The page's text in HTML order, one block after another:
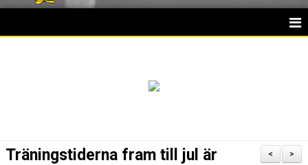
>
<
Träningstiderna fram till jul är